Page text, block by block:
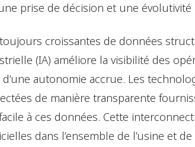
prise de décision et une évolutivité
croissantes de données
(IA) améliore la visibilité des
d’une autonomie accrue. Les
de manière transparente
à ces données. Cette
dans l’ensemble de l’usine et